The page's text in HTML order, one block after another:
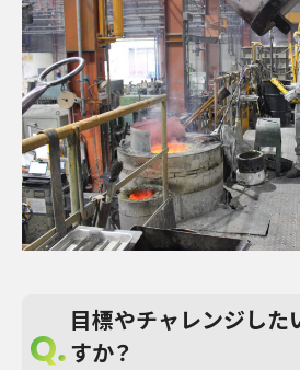
目標やチャレンジした
すか？